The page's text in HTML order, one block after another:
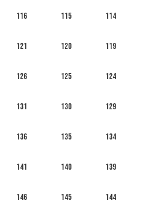
114
115
116
119
120
121
124
125
126
129
130
131
134
135
136
139
140
141
144
145
146